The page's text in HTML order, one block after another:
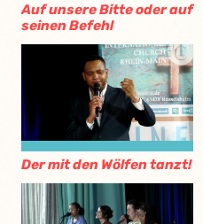
Auf unsere Bitte oder auf
seinen Befehl
Der mit den Wölfen tanzt!